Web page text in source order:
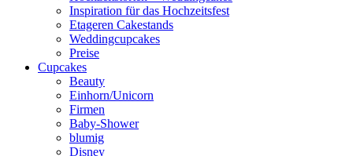
Inspiration für das Hochzeitsfest
Etageren Cakestands
Weddingcupcakes
Preise
Cupcakes
Beauty
Einhorn/Unicorn
Firmen
Baby-Shower
blumig
Disney